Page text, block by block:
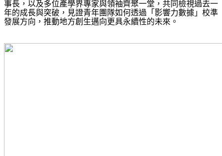
事長，以及多位產學界專家與領袖齊聚一堂，共同檢視過去一
年的成長與突破，見證青年團隊如何透過「影響力數據」校準
發展方向，推動地方創生邁向更具永續性的未來。